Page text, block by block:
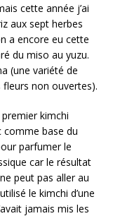
cette année j’ai
aux sept herbes
a encore eu cette
du miso au yuzu.
(une variété de
non ouvertes).
kimchi
comme base du
parfumer le
car le résultat
peut pas aller au
le kimchi d’une
jamais mis les